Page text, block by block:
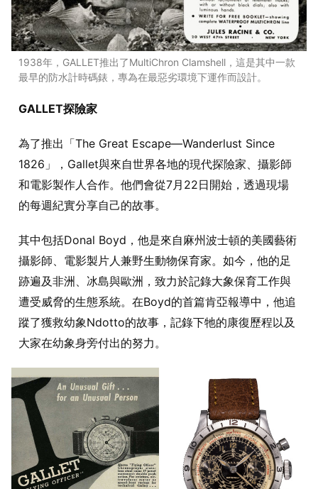
1938年，GALLET推出了MultiChron Clamshell，這是其中一款
最早的防水計時碼錶，專為在最惡劣環境下運作而設計。
GALLET探險家
為了推出「The Great Escape—Wanderlust Since
1826」，Gallet與來自世界各地的現代探險家、攝影師
和電影製作人合作。他們會從7月22日開始，透過現場
的每週紀實分享自己的故事。
其中包括Donal Boyd，他是來自麻州波士頓的美國藝術
攝影師、電影製片人兼野生動物保育家。如今，他的足
跡遍及非洲、冰島與歐洲，致力於記錄大象保育工作與
遭受威脅的生態系統。在Boyd的首篇肯亞報導中，他追
蹤了獲救幼象Ndotto的故事，記錄下牠的康復歷程以及
大家在幼象身旁付出的努力。